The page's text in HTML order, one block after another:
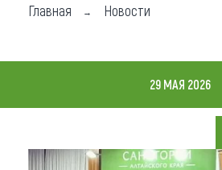
Где остановиться
Что привезти (сувениры)
Главная Новости
29 МАЯ 2026